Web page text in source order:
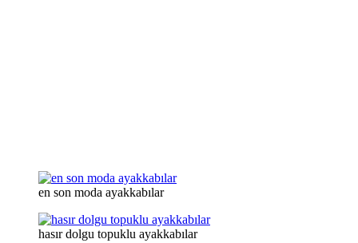
en son moda ayakkabılar
hasır dolgu topuklu ayakkabılar